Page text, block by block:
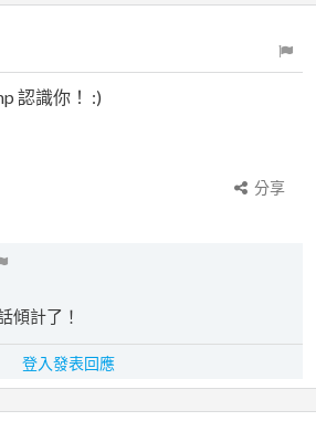
認識你！ :)
分享
傾計了！
登入發表回應